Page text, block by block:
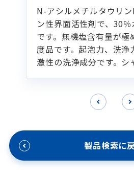
N-アシルメチルタウリ
ン性界面活性剤で、30
です。無機塩含有量が極
度品です。起泡力、洗浄
激性の洗浄成分です。シ
フォームなどの各種洗
製品検索に